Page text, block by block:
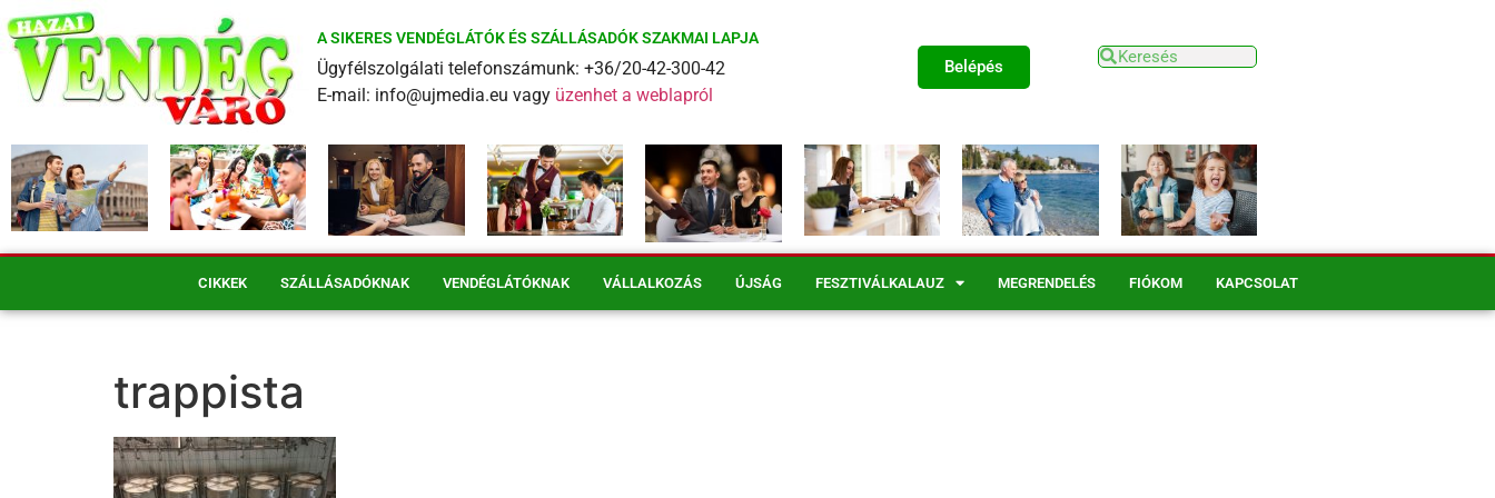
A SIKERES VENDÉGLÁTÓK ÉS SZÁLLÁSADÓK SZAKMAI LAPJA
Ügyfélszolgálati telefonszámunk: +36/20-42-300-42
E-mail: info@ujmedia.eu vagy üzenhet a weblapról
Belépés
CIKKEK SZÁLLÁSADÓKNAK VENDÉGLÁTÓKNAK VÁLLALKOZÁS ÚJSÁG FESZTIVÁLKALAUZ MEGRENDELÉS FIÓKOM KAPCSOLAT
trappista